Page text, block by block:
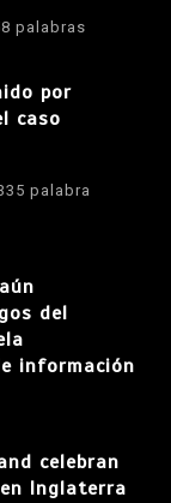
palabras
por
caso
palabra
del
información
celebran
Inglaterra